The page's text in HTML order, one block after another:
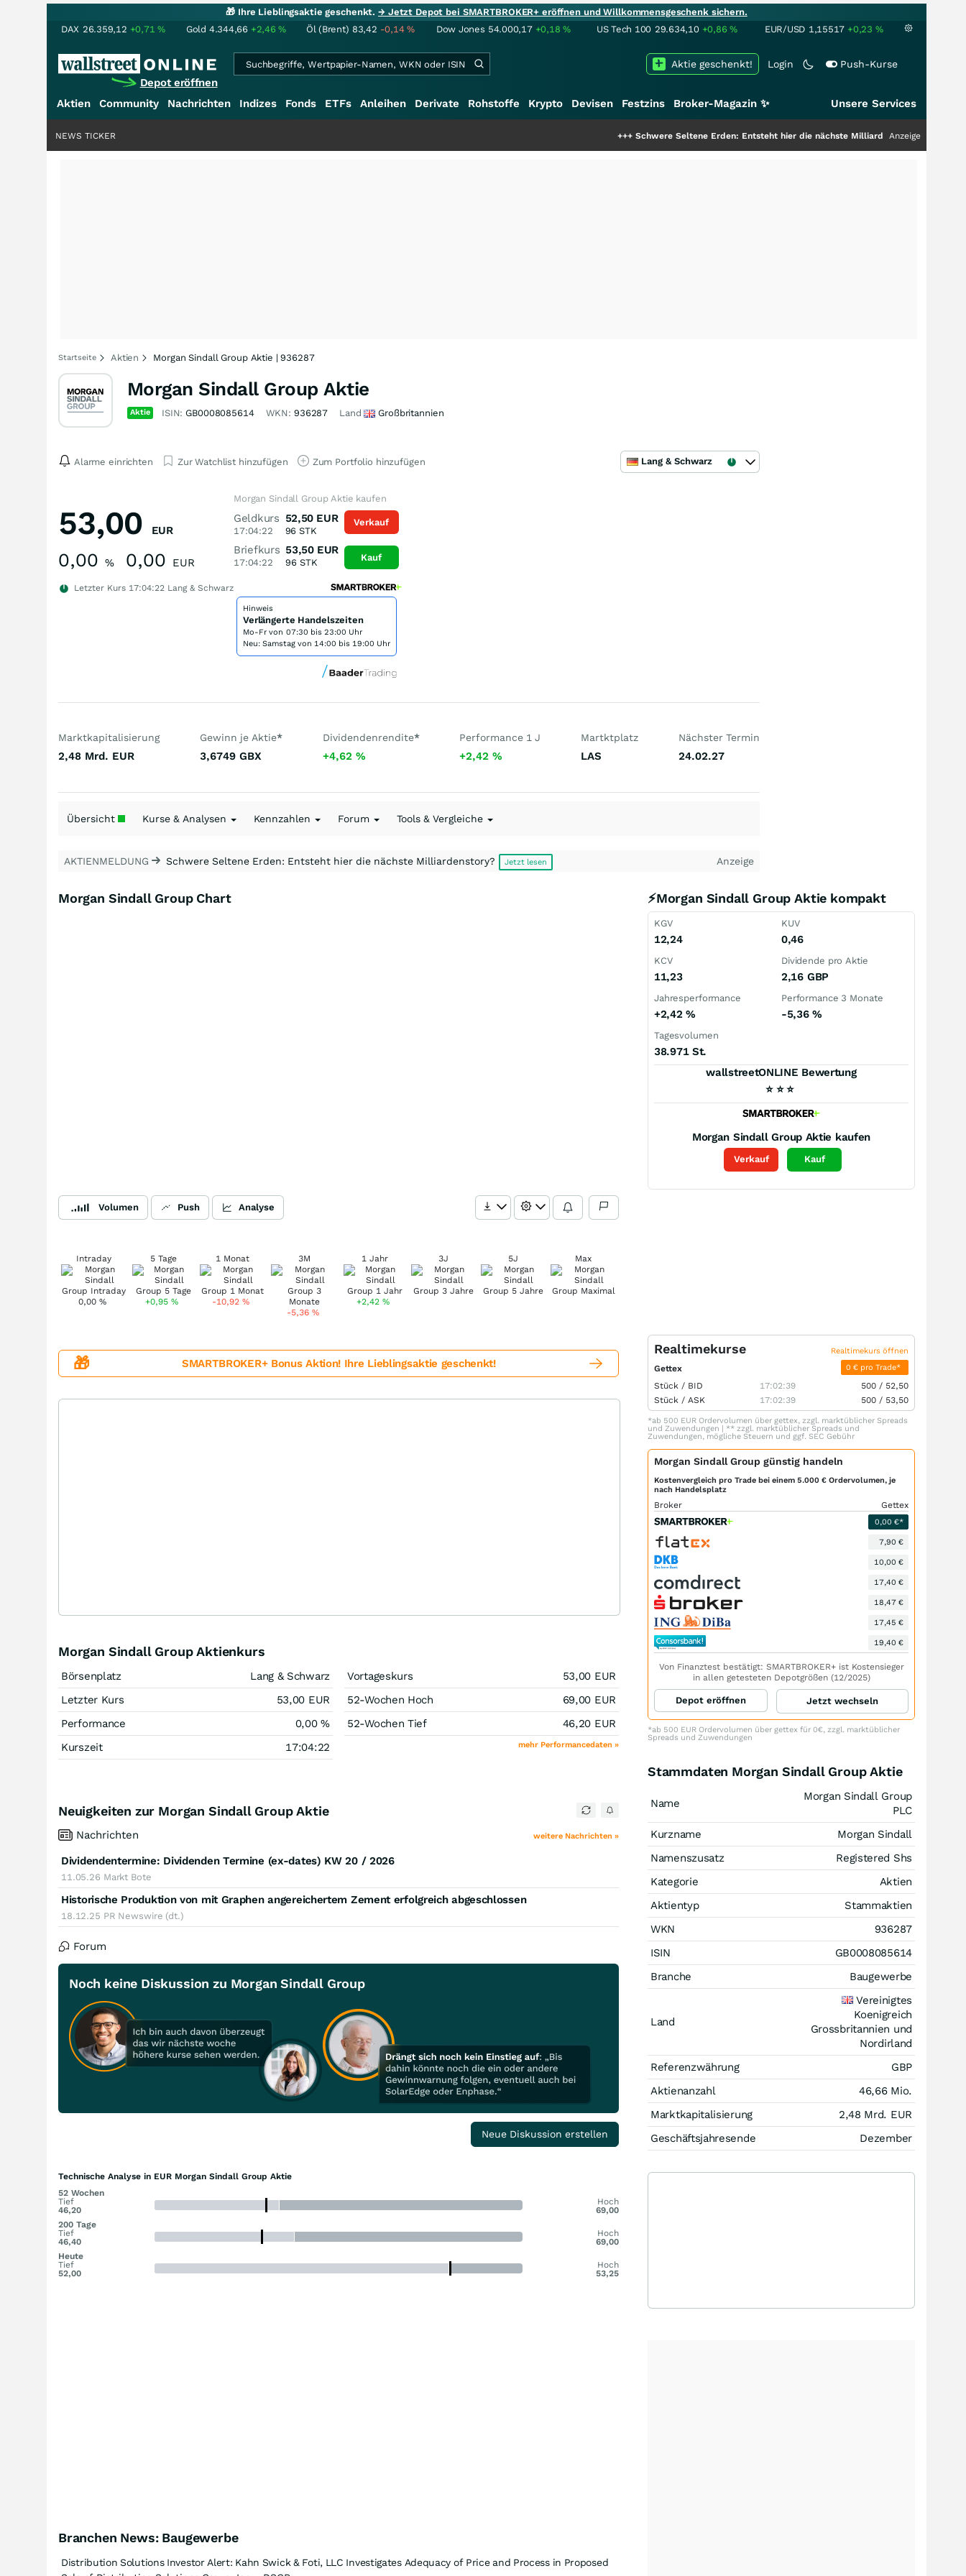
🎁 Ihre Lieblingsaktie geschenkt.→ Jetzt Depot bei SMARTBROKER+ eröffnen und Willkommensgeschenk sichern.
DAX 26.359,12 +0,71% Gold 4.344,66 +2,46% Öl (Brent) 83,42 -0,14% Dow Jones 54.000,17 +0,18% US Tech 100 29.634,10 +0,86% EUR/USD 1,15517 +0,23 %
Depot eröffnen
Login Push-Kurse
Aktie geschenkt!
Aktien Community Nachrichten Indizes Fonds ETFs Anleihen Derivate Rohstoffe Krypto Devisen Festzins Broker-Magazin ✨ Unsere Services
Schwere Seltene Erden: Entsteht hier die nächste Milliardenstory?+++ Anzeige
NEWS TICKER
Startseite Aktien Morgan Sindall Group Aktie | 936287
Morgan Sindall Group Aktie
Aktie ISIN: GB0008085614 WKN: 936287 Land Großbritannien
Alarme einrichten Zur Watchlist hinzufügen Zum Portfolio hinzufügen Lang & Schwarz
53,00 EUR
0,00 % 0,00 EUR
Letzter Kurs 17:04:22 Lang & Schwarz
Morgan Sindall Group Aktie kaufen
Geldkurs
17:04:22
52,50 EUR
96 STK
Briefkurs
17:04:22
53,50 EUR
96 STK
Verkauf
Kauf
Hinweis
Verlängerte Handelszeiten
Mo-Fr von 07:30 bis 23:00 Uhr
Neu: Samstag von 14:00 bis 19:00 Uhr
Marktkapitalisierung
2,48 Mrd. EUR
Gewinn je Aktie*
3,6749 GBX
Dividendenrendite*
+4,62 %
Performance 1 J
+2,42%
Martktplatz
LAS
Nächster Termin
24.02.27
Übersicht Kurse & Analysen Kennzahlen Forum Tools & Vergleiche
AKTIENMELDUNG Schwere Seltene Erden: Entsteht hier die nächste Milliardenstory? Jetzt lesen Anzeige
Morgan Sindall Group Chart
Volumen Push Analyse
Intraday
0,00%
5 Tage
+0,95%
1 Monat
-10,92%
3M
-5,36 %
1 Jahr
+2,42%
3J 5J Max
⚡Morgan Sindall Group Aktie kompakt
KGV
12,24
KUV
0,46
KCV
11,23
Dividende pro Aktie
2,16 GBP
Jahresperformance
+2,42%
Performance 3 Monate
-5,36%
Tagesvolumen
38.971 St.
wallstreetONLINE Bewertung
⭐ ⭐ ⭐
Morgan Sindall Group Aktie kaufen
Verkauf Kauf
🎁 SMARTBROKER+ Bonus Aktion! Ihre Lieblingsaktie geschenkt!
Morgan Sindall Group Aktienkurs
Börsenplatz
Lang & Schwarz
Letzter Kurs
53,00 EUR
Performance
0,00%
Kurszeit
17:04:22
Vortageskurs 53,00 EUR
52-Wochen Hoch
69,00 EUR
52-Wochen Tief
46,20 EUR
mehr Performancedaten »
Neuigkeiten zur Morgan Sindall Group Aktie
Nachrichten weitere Nachrichten »
Dividendentermine: Dividenden Termine (ex-dates) KW 20 / 2026
11.05.26 Markt Bote
Historische Produktion von mit Graphen angereichertem Zement erfolgreich abgeschlossen
18.12.25 PR Newswire (dt.)
Forum
Noch keine Diskussion zu Morgan Sindall Group
Neue Diskussion erstellen
Technische Analyse in EUR Morgan Sindall Group Aktie
52 Wochen
Tief
46,20
Hoch
69,00
200 Tage
Tief
46,40
Hoch
69,00
Heute
Tief
52,00
Hoch
53,25
Branchen News: Baugewerbe
Distribution Solutions Investor Alert: Kahn Swick & Foti, LLC Investigates Adequacy of Price and Process in Proposed
Realtimekurse Realtimekurs öffnen
Gettex 0 € pro Trade*
Stück / BID 17:02:39 500 / 52,50
Stück / ASK 17:02:39 500 / 53,50
*ab 500 EUR Ordervolumen über gettex, zzgl. marktüblicher Spreads
und Zuwendungen | ** zzgl. marktüblicher Spreads und
Zuwendungen, mögliche Steuern und ggf. SEC Gebühr
Morgan Sindall Group günstig handeln
Kostenvergleich pro Trade bei einem 5.000 € Ordervolumen, je
nach Handelsplatz
Broker Gettex
0,00 €*
7,90 €
10,00 €
17,40 €
18,47 €
17,45 €
19,40 €
Von Finanztest bestätigt: SMARTBROKER+ ist Kostensieger
in allen getesteten Depotgrößen (12/2025)
Depot eröffnen Jetzt wechseln
*ab 500 EUR Ordervolumen über gettex für 0€, zzgl. marktüblicher
Spreads und Zuwendungen
Stammdaten Morgan Sindall Group Aktie
Name
Morgan Sindall Group
PLC
Kurzname
Morgan Sindall
Namenszusatz
Registered Shs
Kategorie
Aktien
Aktientyp
Stammaktien
WKN
936287
ISIN
GB0008085614
Branche
Baugewerbe
Land
Vereinigtes
Koenigreich
Grossbritannien und
Nordirland
Referenzwährung
GBP
Aktienanzahl
46,66 Mio.
Marktkapitalisierung
2,48 Mrd. EUR
Geschäftsjahresende
Dezember